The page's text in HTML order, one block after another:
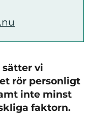
sätter vi
rör personligt
inte minst
faktorn.